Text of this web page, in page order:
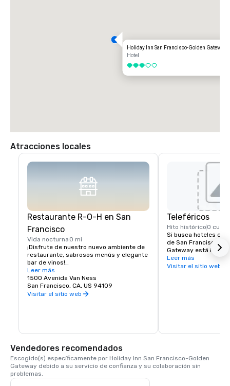
Holiday Inn San Francisco-Golden Gateway
Hotel
3 de 5
Atracciones locales
Restaurante R-O-H en San
Francisco
Vida nocturna 0 mi
¡Disfrute de nuestro nuevo ambiente de
restaurante, sabrosos menús y elegante
bar de vinos!
Los huéspedes que se alojen en el hotel
Holiday Inn San Francisco no tienen que
ir muy lejos para encontrar un delicioso
artesanal local e internacional, un bar de
selección de licores y un menú de platos
de uno de los barrios emblemáticos de
San Francisco. El bar y restaurante R-O-
H es la pieza central de nuestro nuevo y
activo lobby, que dará la bienvenida a los
Leer más
1500 Avenida Van Ness
San Francisco, CA, US 94109
Visitar el sitio web
Teleféricos
Hito histórico 0
Si busca hoteles
de San Francisco, el
Gateway está
pasos de la calle
teleféricos ofrecen
Leer más
Visitar el sitio web
Vendedores recomendados
Escogido(s) específicamente por Holiday Inn San Francisco-Golden
Gateway debido a su servicio de confianza y su colaboración sin
problemas.